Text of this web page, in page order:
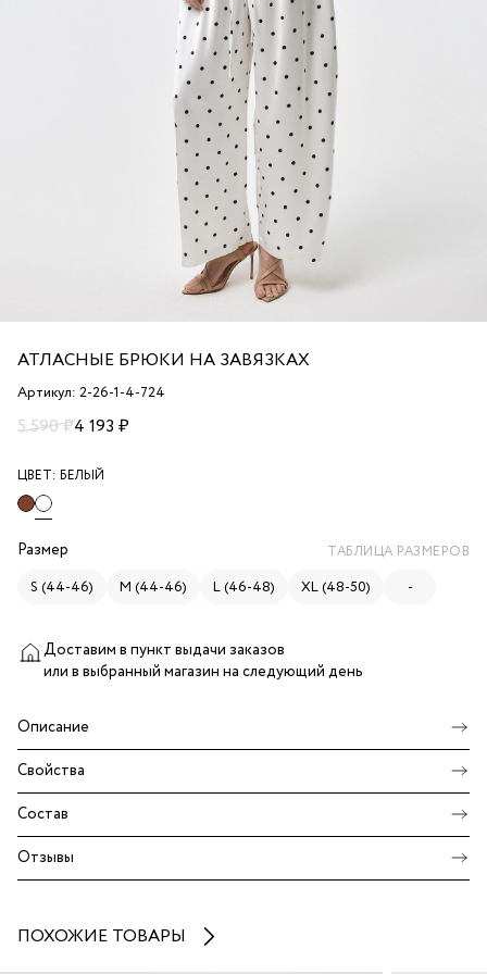
АТЛАСНЫЕ БРЮКИ НА ЗАВЯЗКАХ
Артикул: 2-26-1-4-724
5 590 ₽4 193 ₽
ЦВЕТ: БЕЛЫЙ
Размер ТАБЛИЦА РАЗМЕРОВ
S (44-46) M (44-46) L (46-48) XL (48-50) -
Доставим в пункт выдачи заказов
или в выбранный магазин на следующий день
Описание
Свойства
Состав
Отзывы
ПОХОЖИЕ ТОВАРЫ